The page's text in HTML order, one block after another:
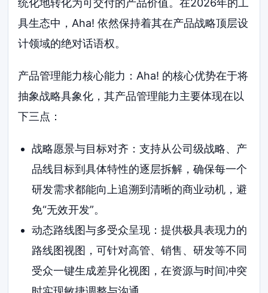
统化地转化为可交付的产品价值。在2026年的工
具生态中，Aha! 依然保持着其在产品战略顶层设
计领域的绝对话语权。
产品管理能力核心能力：Aha! 的核心优势在于将
抽象战略具象化，其产品管理能力主要体现在以
下三点：
战略愿景与目标对齐：支持从公司级战略、产
品线目标到具体特性的逐层拆解，确保每一个
研发需求都能向上追溯到清晰的商业动机，避
免“无效开发”。
动态路线图与多受众呈现：提供极具表现力的
路线图视图，可针对高管、销售、研发等不同
受众一键生成差异化视图，在资源与时间冲突